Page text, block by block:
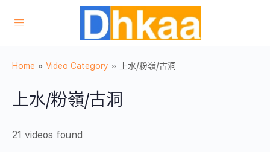
Home » Video Category » 上水/粉嶺/古洞
上水/粉嶺/古洞
21 videos found